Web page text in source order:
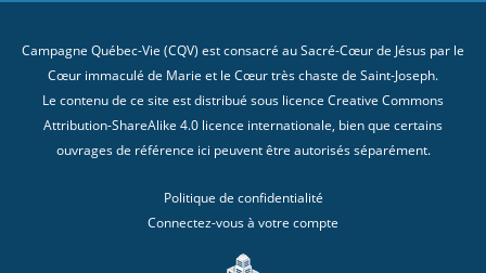
Campagne Québec-Vie (CQV) est consacré au Sacré-Cœur de Jésus par le
Cœur immaculé de Marie et le Cœur très chaste de Saint-Joseph.
Le contenu de ce site est distribué sous licence Creative Commons
Attribution-ShareAlike 4.0 licence internationale , bien que certains
ouvrages de référence ici peuvent être autorisés séparément.
Politique de confidentialité
Connectez-vous à votre compte